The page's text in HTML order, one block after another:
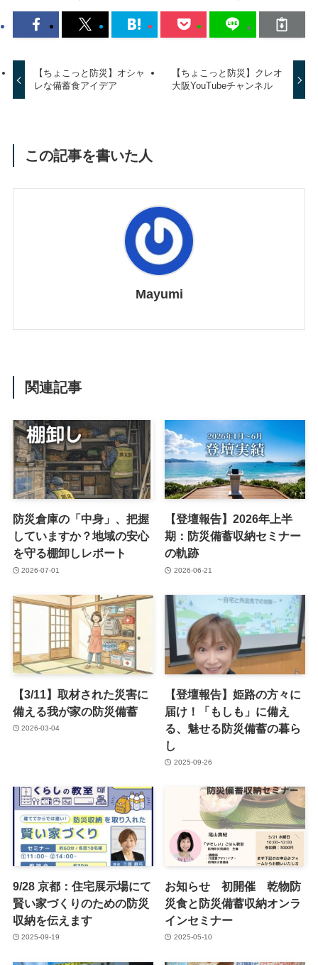
【ちょこっと防災】オシャ
レな備蓄食アイデア
【ちょこっと防災】クレオ
大阪YouTubeチャンネル
この記事を書いた人
Mayumi
関連記事
防災倉庫の「中身」、把握
していますか？地域の安心
を守る棚卸しレポート
2026-07-01
【登壇報告】2026年上半
期：防災備蓄収納セミナー
の軌跡
2026-06-21
【3/11】取材された災害に
備える我が家の防災備蓄
2026-03-04
【登壇報告】姫路の方々に
届け！「もしも」に備え
る、魅せる防災備蓄の暮ら
し
2025-09-26
9/28 京都：住宅展示場にて
賢い家づくりのための防災
収納を伝えます
2025-09-19
お知らせ 初開催 乾物防
災食と防災備蓄収納オンラ
インセミナー
2025-05-10